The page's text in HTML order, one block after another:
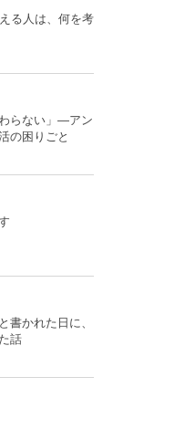
る人は、何を考
らない」―アン
の困りごと
書かれた日に、
話